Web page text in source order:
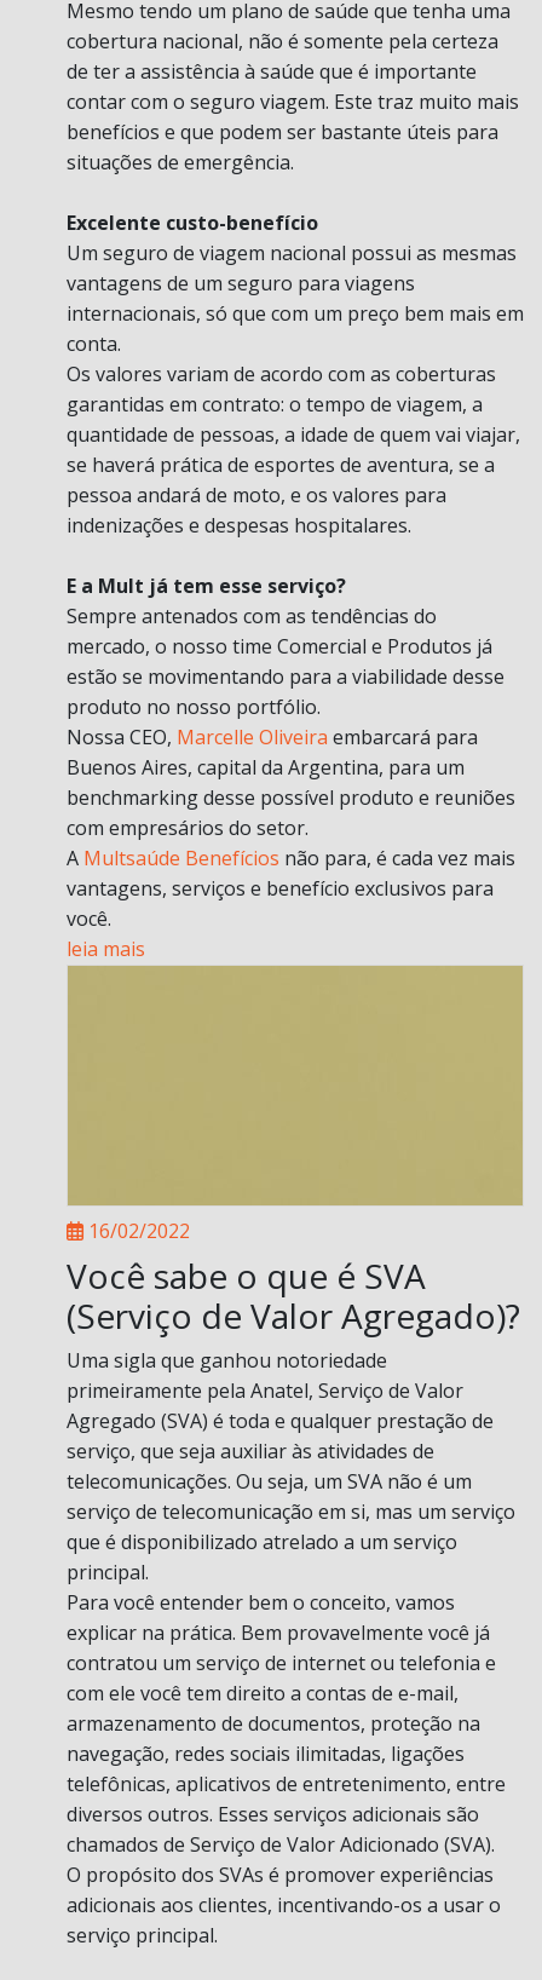
Mesmo tendo um plano de saúde que tenha uma
cobertura nacional, não é somente pela certeza
de ter a assistência à saúde que é importante
contar com o seguro viagem. Este traz muito mais
benefícios e que podem ser bastante úteis para
situações de emergência.
Excelente custo-benefício
Um seguro de viagem nacional possui as mesmas
vantagens de um seguro para viagens
internacionais, só que com um preço bem mais em
conta.
Os valores variam de acordo com as coberturas
garantidas em contrato: o tempo de viagem, a
quantidade de pessoas, a idade de quem vai viajar,
se haverá prática de esportes de aventura, se a
pessoa andará de moto, e os valores para
indenizações e despesas hospitalares.
E a Mult já tem esse serviço?
Sempre antenados com as tendências do
mercado, o nosso time Comercial e Produtos já
estão se movimentando para a viabilidade desse
produto no nosso portfólio.
Nossa CEO, Marcelle Oliveira embarcará para
Buenos Aires, capital da Argentina, para um
benchmarking desse possível produto e reuniões
com empresários do setor.
A Multsaúde Benefícios não para, é cada vez mais
vantagens, serviços e benefício exclusivos para
você.
leia mais
16/02/2022
Você sabe o que é SVA
(Serviço de Valor Agregado)?
Uma sigla que ganhou notoriedade
primeiramente pela Anatel, Serviço de Valor
Agregado (SVA) é toda e qualquer prestação de
serviço, que seja auxiliar às atividades de
telecomunicações. Ou seja, um SVA não é um
serviço de telecomunicação em si, mas um serviço
que é disponibilizado atrelado a um serviço
principal.
Para você entender bem o conceito, vamos
explicar na prática. Bem provavelmente você já
contratou um serviço de internet ou telefonia e
com ele você tem direito a contas de e-mail,
armazenamento de documentos, proteção na
navegação, redes sociais ilimitadas, ligações
telefônicas, aplicativos de entretenimento, entre
diversos outros. Esses serviços adicionais são
chamados de Serviço de Valor Adicionado (SVA).
O propósito dos SVAs é promover experiências
adicionais aos clientes, incentivando-os a usar o
serviço principal.